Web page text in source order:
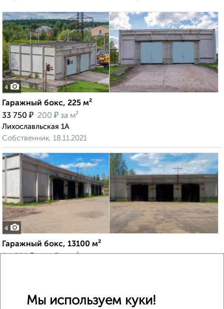
4
Гаражный бокс, 225 м²
33 750 ₽ 200 ₽ за м²
Лихославльская 1А
Собственник, 18.11.2021
4
Гаражный бокс, 13100 м²
₽ ₽
Мы используем куки!